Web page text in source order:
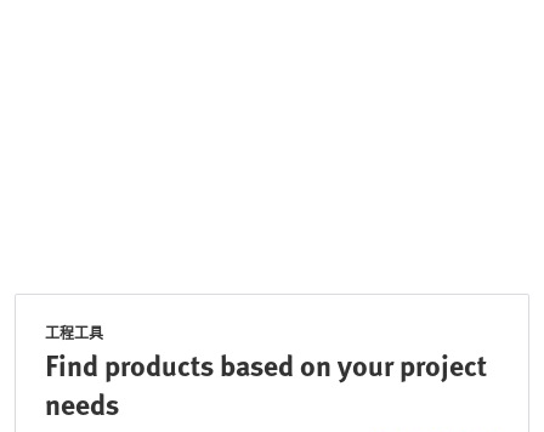
工程工具
Find products based on your project
needs